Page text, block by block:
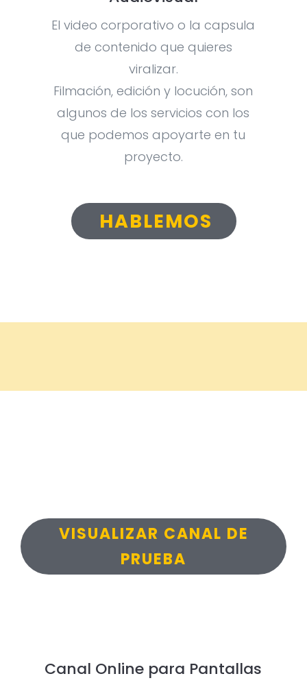
El video corporativo o la capsula
de contenido que quieres
viralizar.
Filmación, edición y locución, son
algunos de los servicios con los
que podemos apoyarte en tu
proyecto.
HABLEMOS
VISUALIZAR CANAL DE
PRUEBA
Canal Online para Pantallas